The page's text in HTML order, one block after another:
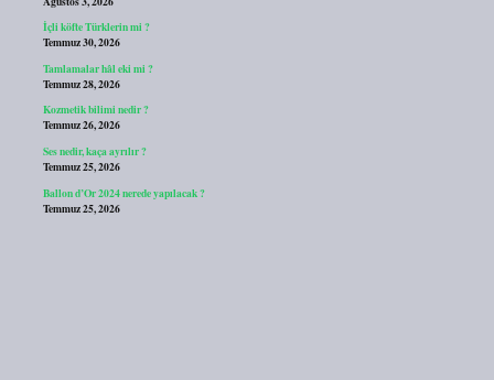
İçli köfte Türklerin mi ?
Temmuz 30, 2026
Tamlamalar hâl eki mi ?
Temmuz 28, 2026
Kozmetik bilimi nedir ?
Temmuz 26, 2026
Ses nedir, kaça ayrılır ?
Temmuz 25, 2026
Ballon d’Or 2024 nerede yapılacak ?
Temmuz 25, 2026